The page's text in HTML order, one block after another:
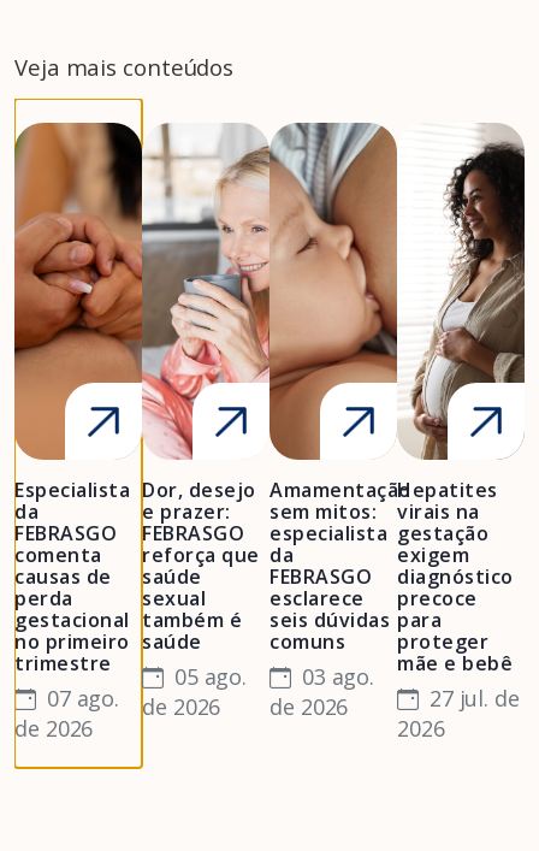
Veja mais conteúdos
Especialista
da
FEBRASGO
comenta
causas de
perda
gestacional
no primeiro
trimestre
07 ago.
de 2026
Dor, desejo
e prazer:
FEBRASGO
reforça que
saúde
sexual
também é
saúde
05 ago.
de 2026
Amamentação
sem mitos:
especialista
da
FEBRASGO
esclarece
seis dúvidas
comuns
03 ago.
de 2026
Hepatites
virais na
gestação
exigem
diagnóstico
precoce
para
proteger
mãe e bebê
27 jul. de
2026